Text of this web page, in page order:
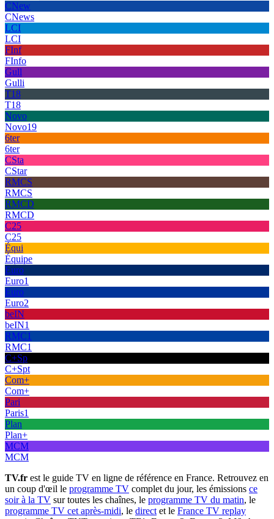
CNew
CNews
LCI
LCI
FInf
FInfo
Gull
Gulli
T18
T18
Novo
Novo19
6ter
6ter
CSta
CStar
RMCS
RMCS
RMCD
RMCD
C25
C25
Équi
Équipe
Euro
Euro1
Euro
Euro2
beIN
beIN1
RMC1
RMC1
C+Sp
C+Spt
Com+
Com+
Pari
Paris1
Plan
Plan+
MCM
MCM
TV.fr est le guide TV en ligne de référence en France. Retrouvez en
un coup d'œil le programme TV complet du jour, les émissions ce
soir à la TV sur toutes les chaînes, le programme TV du matin, le
programme TV cet après-midi, le direct et le France TV replay